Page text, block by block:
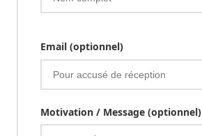
Email (optionnel)
Motivation / Message (optionnel)